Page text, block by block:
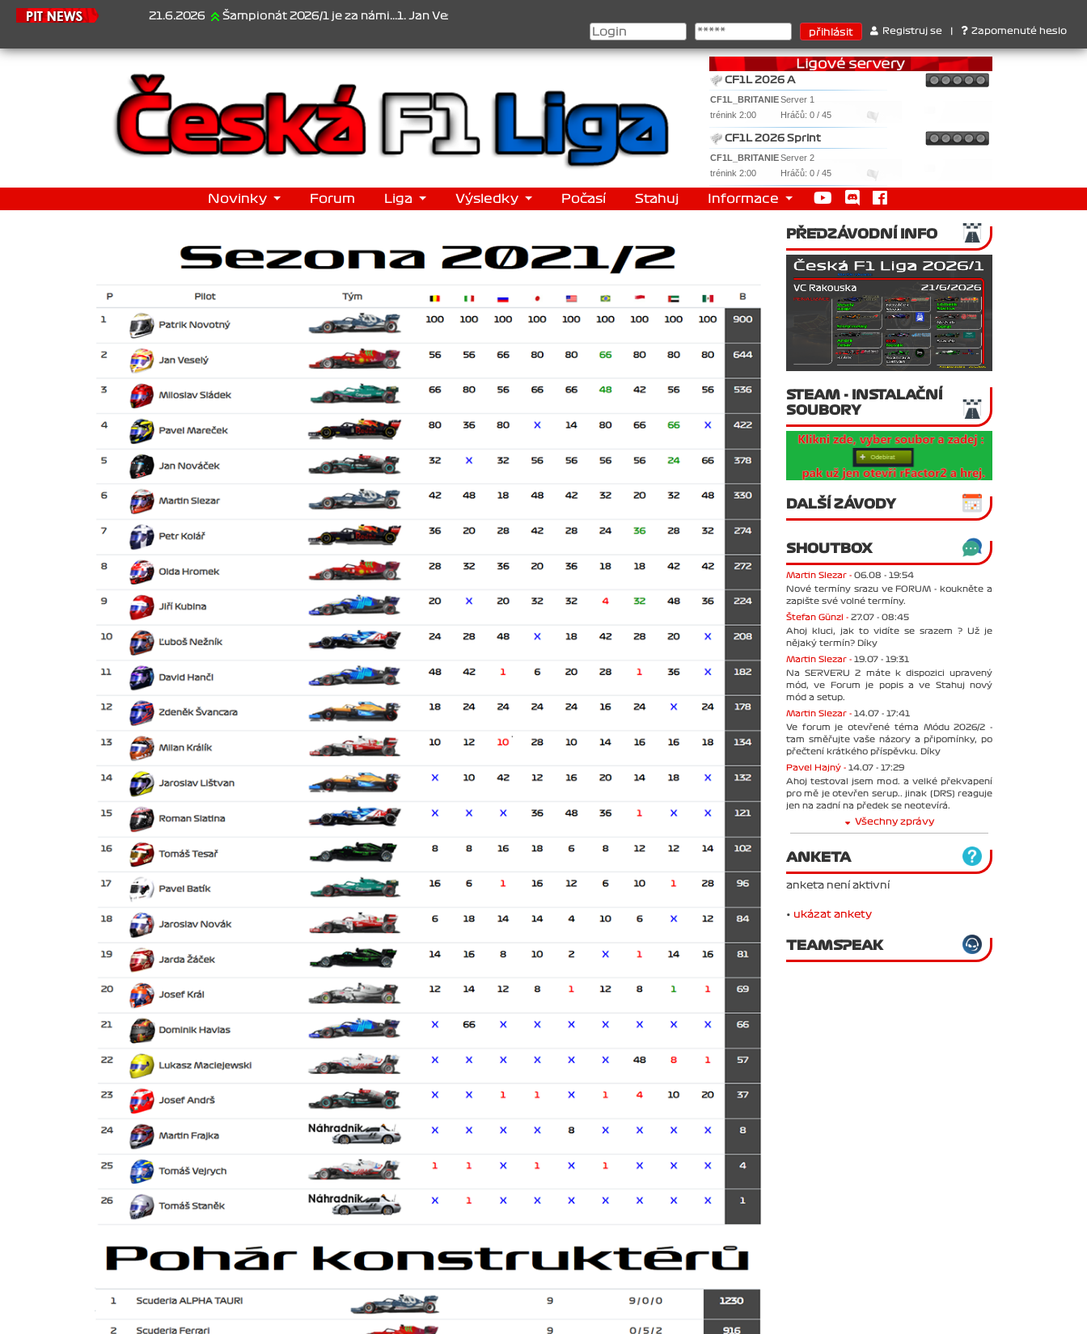
21.6.2026 Šampionát 2026/1 je za námi...1. Jan Veselý , 2. Jan Nováček , 3. Jakub Chmelík , Pohár konstruktérů : 1. Ferrari . 2. Williams , 3. RedBull ..... SprintCup - 1. Jan
Registruj se Zapomenuté heslo
CF1L 2026 A
CF1L_BRITANIEServer 1
trénink 2:00
Hráčů: 0 / 45
CF1L 2026 Sprint
CF1L_BRITANIEServer 2
trénink 2:00
Hráčů: 0 / 45
Novinky Forum Liga Výsledky Počasí Stahuj Informace
PŘEDZÁVODNÍ INFO
STEAM - INSTALAČNÍ
SOUBORY
DALŠÍ ZÁVODY
SHOUTBOX
Martin Slezar - 06.08 - 19:54
Nové termíny srazu ve FORUM - koukněte a
zapište své volné termíny.
Štefan Günzl - 27.07 - 08:45
Ahoj kluci, jak to vidíte se srazem ? Už je
nějaký termín? Díky
Martin Slezar - 19.07 - 19:31
Na SERVERU 2 máte k dispozici upravený
mód, ve Forum je popis a ve Stahuj nový
mód a setup.
Martin Slezar - 14.07 - 17:41
Ve forum je otevřené téma Módu 2026/2 -
tam směřujte vaše názory a připomínky, po
přečtení krátkého příspěvku. Díky
Pavel Hajný - 14.07 - 17:29
Ahoj testoval jsem mod. a velké překvapení
pro mě je otevřen serup.. jinak (DRS) reaguje
jen na zadní na předek se neotevírá.
Všechny zprávy
ANKETA
anketa není aktivní
• ukázat ankety
TEAMSPEAK